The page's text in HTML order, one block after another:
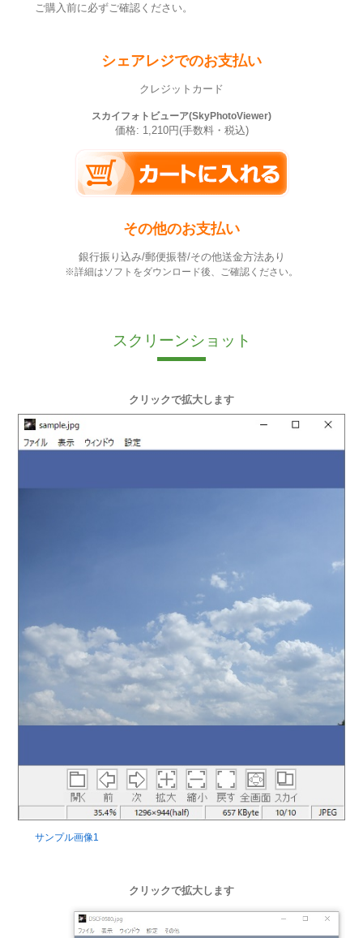
ご購入前に必ずご確認ください。
シェアレジでのお支払い
クレジットカード
スカイフォトビューア(SkyPhotoViewer)
価格: 1,210円(手数料・税込)
その他のお支払い
銀行振り込み/郵便振替/その他送金方法あり
※詳細はソフトをダウンロード後、ご確認ください。
スクリーンショット
クリックで拡大します
サンプル画像1
クリックで拡大します